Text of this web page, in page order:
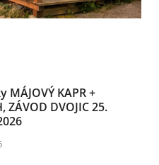
MÁJOVÝ KAPR +
ZÁVOD DVOJIC 25.